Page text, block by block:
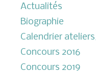
Actualités
Biographie
Calendrier
Concours 2016
Concours 2019